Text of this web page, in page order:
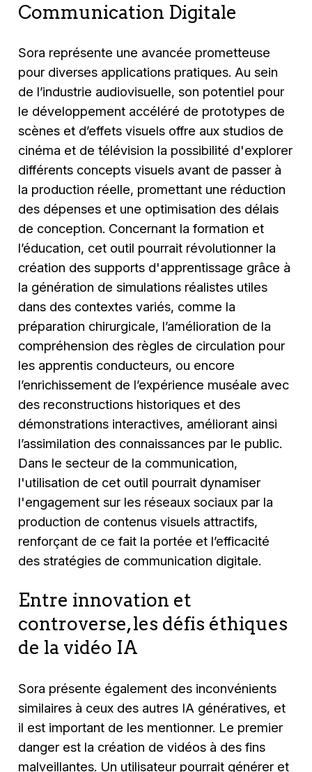
Communication Digitale
Sora représente une avancée prometteuse
pour diverses applications pratiques. Au sein
de l’industrie audiovisuelle, son potentiel pour
le développement accéléré de prototypes de
scènes et d’effets visuels offre aux studios de
cinéma et de télévision la possibilité d'explorer
différents concepts visuels avant de passer à
la production réelle, promettant une réduction
des dépenses et une optimisation des délais
de conception. Concernant la formation et
l’éducation, cet outil pourrait révolutionner la
création des supports d'apprentissage grâce à
la génération de simulations réalistes utiles
dans des contextes variés, comme la
préparation chirurgicale, l’amélioration de la
compréhension des règles de circulation pour
les apprentis conducteurs, ou encore
l’enrichissement de l’expérience muséale avec
des reconstructions historiques et des
démonstrations interactives, améliorant ainsi
l’assimilation des connaissances par le public.
Dans le secteur de la communication,
l'utilisation de cet outil pourrait dynamiser
l'engagement sur les réseaux sociaux par la
production de contenus visuels attractifs,
renforçant de ce fait la portée et l’efficacité
des stratégies de communication digitale.
Entre innovation et
controverse, les défis éthiques
de la vidéo IA
Sora présente également des inconvénients
similaires à ceux des autres IA génératives, et
il est important de les mentionner. Le premier
danger est la création de vidéos à des fins
malveillantes. Un utilisateur pourrait générer et